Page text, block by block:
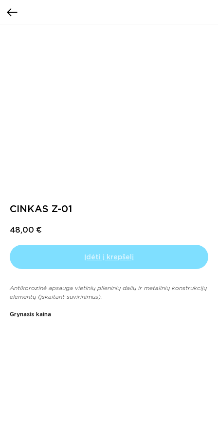
CINKAS Z-01
48,00 €
Įdėti į krepšelį
Antikorozinė apsauga vietinių plieninių dalių ir metalinių konstrukcijų
elementų (įskaitant suvirinimus).
Grynasis kaina